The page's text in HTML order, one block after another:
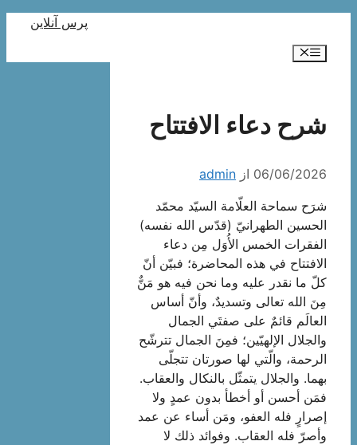
پرس آنلاین
فهرست
شرح دعاء الافتتاح
06/06/2026 از admin
شرَح سماحة العلّامة السيّد محمّد
الحسين الطهرانيّ (قدّس الله نفسه)
الفقرات الخمس الأُوَل مِن دعاء
الافتتاح في هذه المحاضرة؛ فبيّن أنّ
كلّ ما نقدر عليه وما نحن فيه هو مَنٌّ
مِنَ الله تعالى وتسديدٌ، وأنّ أساس
العالَم قائمٌ على صفتَي الجمال
والجلال الإلهيّين؛ فمِنَ الجمال تترشّح
الرحمة، والّتي لها صورتان تتجلّى
بهما. والجلال يتمثّل بالنكال والعقاب.
فمَن أحسن أو أخطأ بدون عمدٍ ولا
إصرارٍ فله العفو، ومَن أساء عن عمد
وأصرّ فله العقاب. وفوائد ذلك لا